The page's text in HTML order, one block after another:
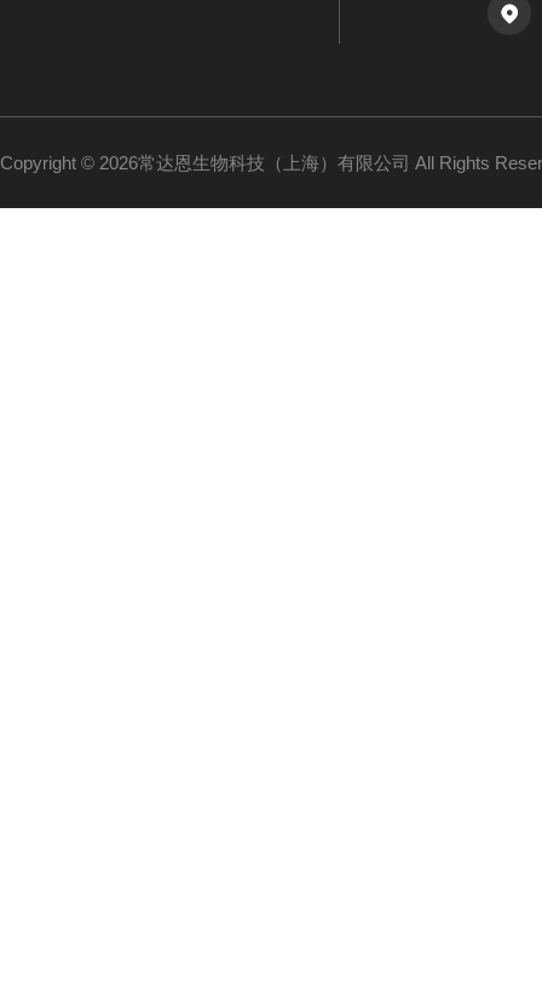
Copyright © 2026常达恩生物科技（上海）有限公司 All Rights